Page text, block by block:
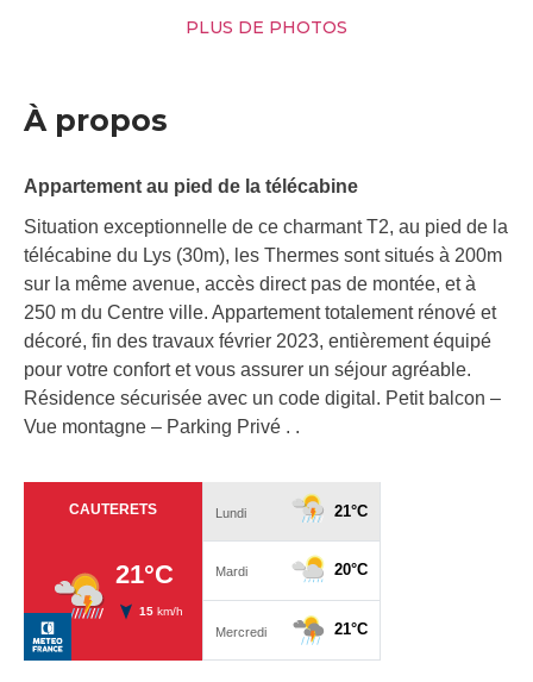
PLUS DE PHOTOS
À propos
Appartement au pied de la télécabine
Situation exceptionnelle de ce charmant T2, au pied de la
télécabine du Lys (30m), les Thermes sont situés à 200m
sur la même avenue, accès direct pas de montée, et à
250 m du Centre ville. Appartement totalement rénové et
décoré, fin des travaux février 2023, entièrement équipé
pour votre confort et vous assurer un séjour agréable.
Résidence sécurisée avec un code digital. Petit balcon –
Vue montagne – Parking Privé . .